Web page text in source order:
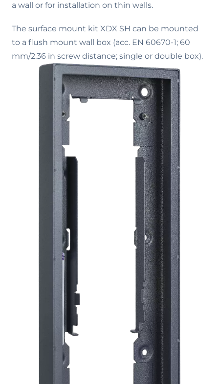
a wall or for installation on thin walls.
The surface mount kit XDX SH can be mounted
to a flush mount wall box (acc. EN 60670-1; 60
mm/2.36 in screw distance; single or double box).